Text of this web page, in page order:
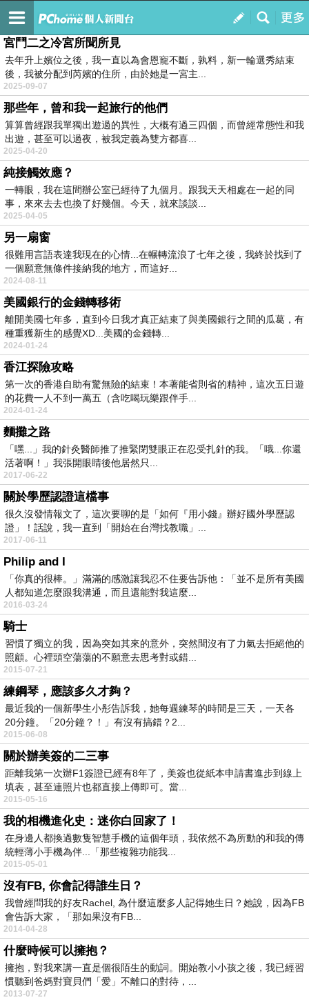
我的
訂閱
迷離樹影印象集
宮鬥二之冷宮所聞所見
去年升上嬪位之後，我一直以為會恩寵不斷，孰料，新一輪選秀結束
後，我被分配到芮嬪的住所，由於她是一宮主...
2025-09-07
那些年，曾和我一起旅行的他們
算算曾經跟我單獨出遊過的異性，大概有過三四個，而曾經常態性和我
出遊，甚至可以過夜，被我定義為雙方都喜...
2025-04-20
純接觸效應？
一轉眼，我在這間辦公室已經待了九個月。跟我天天相處在一起的同
事，來來去去也換了好幾個。今天，就來談談...
2025-04-05
另一扇窗
很難用言語表達我現在的心情...在輾轉流浪了七年之後，我終於找到了
一個願意無條件接納我的地方，而這好...
2024-08-11
美國銀行的金錢轉移術
離開美國七年多，直到今日我才真正結束了與美國銀行之間的瓜葛，有
種重獲新生的感覺XD...美國的金錢轉...
2024-01-24
香江探險攻略
第一次的香港自助有驚無險的結束！本著能省則省的精神，這次五日遊
的花費一人不到一萬五（含吃喝玩樂跟伴手...
2024-01-24
麵攤之路
「嘿...」我的針灸醫師推了推緊閉雙眼正在忍受扎針的我。「哦...你還
活著啊！」我張開眼睛後他居然只...
2017-06-22
關於學歷認證這檔事
很久沒發情報文了，這次要聊的是「如何『用小錢』辦好國外學歷認
證」！話說，我一直到「開始在台灣找教職」...
2017-06-11
Philip and I
「你真的很棒。」滿滿的感激讓我忍不住要告訴他：「並不是所有美國
人都知道怎麼跟我溝通，而且還能對我這麼...
2016-03-24
騎士
習慣了獨立的我，因為突如其來的意外，突然間沒有了力氣去拒絕他的
照顧。心裡頭空蕩蕩的不願意去思考對或錯...
2015-07-21
練鋼琴，應該多久才夠？
最近我的一個新學生小彤告訴我，她每週練琴的時間是三天，一天各
20分鐘。「20分鐘？！」有沒有搞錯？2...
2015-06-08
關於辦美簽的二三事
距離我第一次辦F1簽證已經有8年了，美簽也從紙本申請書進步到線上
填表，甚至連照片也都直接上傳即可。當...
2015-05-16
我的相機進化史：迷你白回家了！
在身邊人都換過數隻智慧手機的這個年頭，我依然不為所動的和我的傳
統輕薄小手機為伴...「那些複雜功能我...
2015-05-01
沒有FB, 你會記得誰生日？
我曾經問我的好友Rachel, 為什麼這麼多人記得她生日？她說，因為FB
會告訴大家，「那如果沒有FB...
2014-04-28
什麼時候可以擁抱？
擁抱，對我來講一直是個很陌生的動詞。開始教小小孩之後，我已經習
慣聽到爸媽對寶貝們「愛」不離口的對待，...
2013-07-27